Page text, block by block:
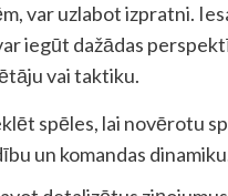
var uzlabot izpratni.
iegūt dažādas
vai taktiku.
spēles, lai novērotu
un komandas